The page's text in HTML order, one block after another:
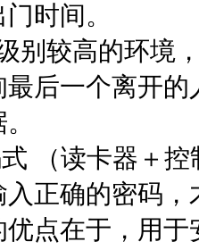
时间。
高的环境，
最后一个离开
读卡器＋控
正确的密码
点在于，用